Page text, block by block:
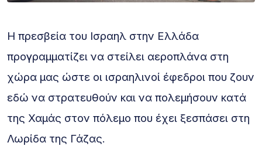
Η πρεσβεία του Ισραηλ στην Ελλάδα
προγραμματίζει να στείλει αεροπλάνα στη
χώρα μας ώστε οι ισραηλινοί έφεδροι που ζουν
εδώ να στρατευθούν και να πολεμήσουν κατά
της Χαμάς στον πόλεμο που έχει ξεσπάσει στη
Λωρίδα της Γάζας.